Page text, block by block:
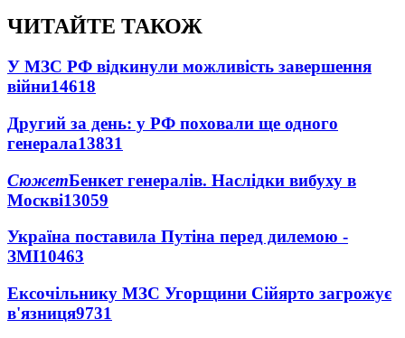
ЧИТАЙТЕ ТАКОЖ
У МЗС РФ відкинули можливість завершення
війни14618
Другий за день: у РФ поховали ще одного
генерала13831
СюжетБенкет генералів. Наслідки вибуху в
Москві13059
Україна поставила Путіна перед дилемою -
ЗМІ10463
Ексочільнику МЗС Угорщини Сійярто загрожує
в'язниця9731